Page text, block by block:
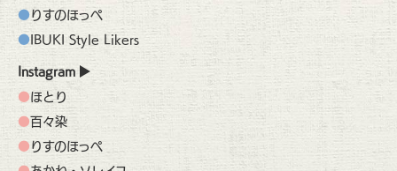
りすのほっぺ
IBUKI Style Likers
Instagram
ほとり
百々染
りすのほっぺ